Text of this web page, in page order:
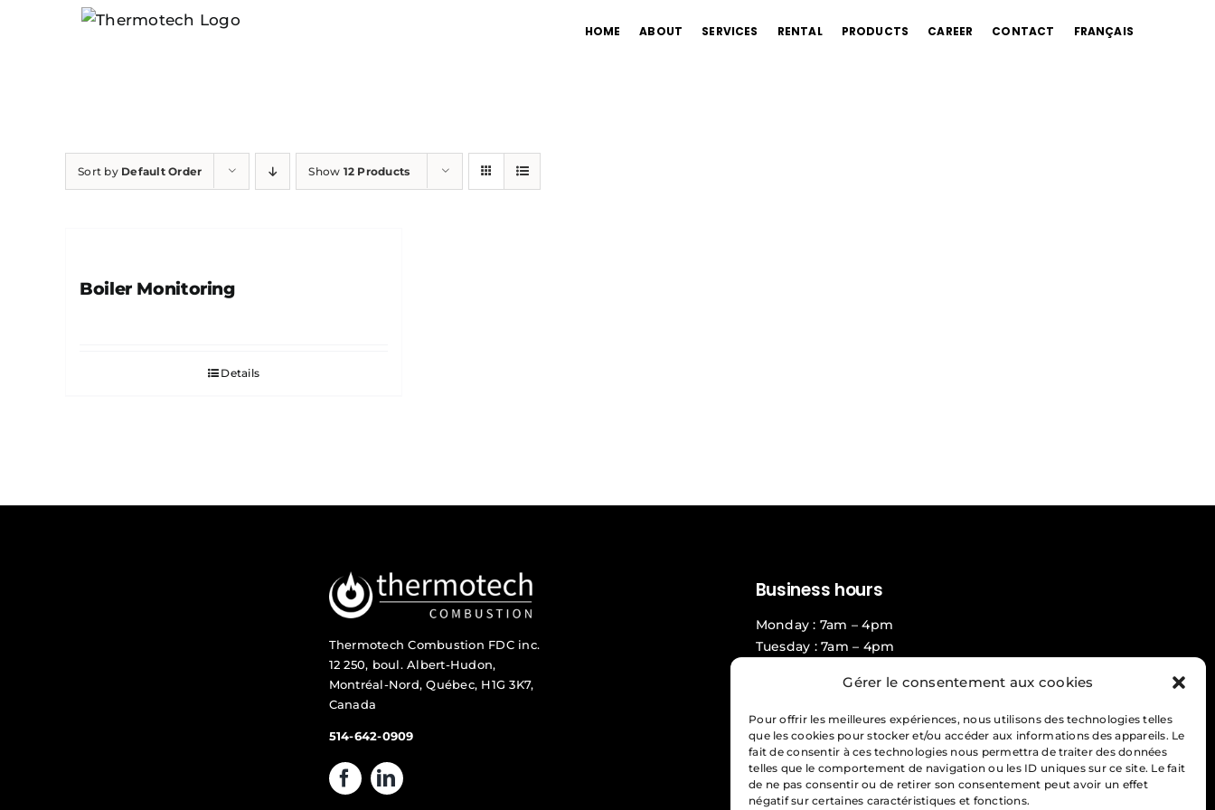
Gérer le consentement aux cookies
Pour offrir les meilleures expériences, nous utilisons des technologies telles
que les cookies pour stocker et/ou accéder aux informations des appareils. Le
fait de consentir à ces technologies nous permettra de traiter des données
telles que le comportement de navigation ou les ID uniques sur ce site. Le fait
de ne pas consentir ou de retirer son consentement peut avoir un effet
négatif sur certaines caractéristiques et fonctions.
HOME ABOUT SERVICES RENTAL PRODUCTS CAREER CONTACT FRANÇAIS
Sort by Default Order Show 12 Products
Boiler Monitoring
Details
Thermotech Combustion FDC inc.
12 250, boul. Albert-Hudon,
Montréal-Nord, Québec, H1G 3K7,
Canada
514-642-0909
Business hours
Monday : 7am – 4pm
Tuesday : 7am – 4pm
Thursday : 7am – 4pm
Friday : 7am – 4pm
Service 24h/7 days
Confidentiality plan